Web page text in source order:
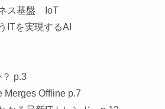
ネス基盤 IoT
ITを実現するAI
？ p.3
Merges Offline p.7